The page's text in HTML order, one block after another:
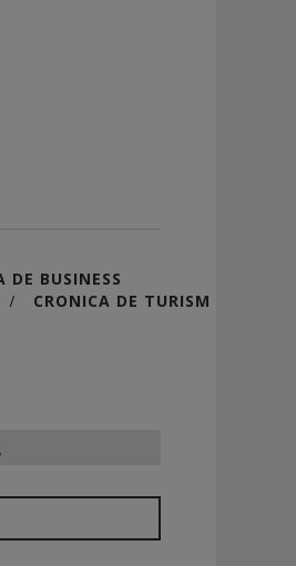
DE BUSINESS
/ CRONICA DE TURISM